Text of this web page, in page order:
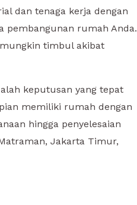
dan tenaga kerja dengan
pembangunan rumah Anda.
timbul akibat
keputusan yang tepat
memiliki rumah dengan
hingga penyelesaian
Jakarta Timur,